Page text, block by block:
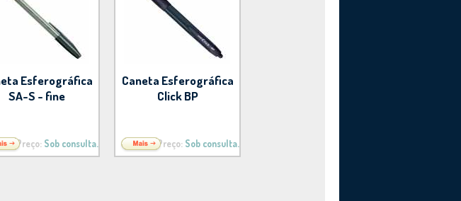
Esferográfica
SA-S - fine
Preço: Sob consulta.
Caneta Esferográfica
Click BP
Preço: Sob consulta.